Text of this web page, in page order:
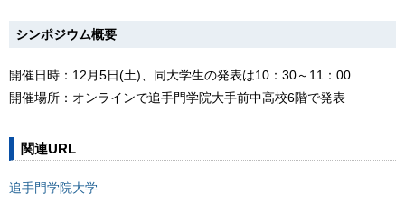
シンポジウム概要
開催日時：12月5日(土)、同大学生の発表は10：30～11：00
開催場所：オンラインで追手門学院大手前中高校6階で発表
関連URL
追手門学院大学